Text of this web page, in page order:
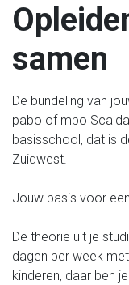
samen
De bundeling van
pabo of mbo
basisschool, dat is
Zuidwest.
Jouw basis voor
De theorie uit je
dagen per week
kinderen, daar ben